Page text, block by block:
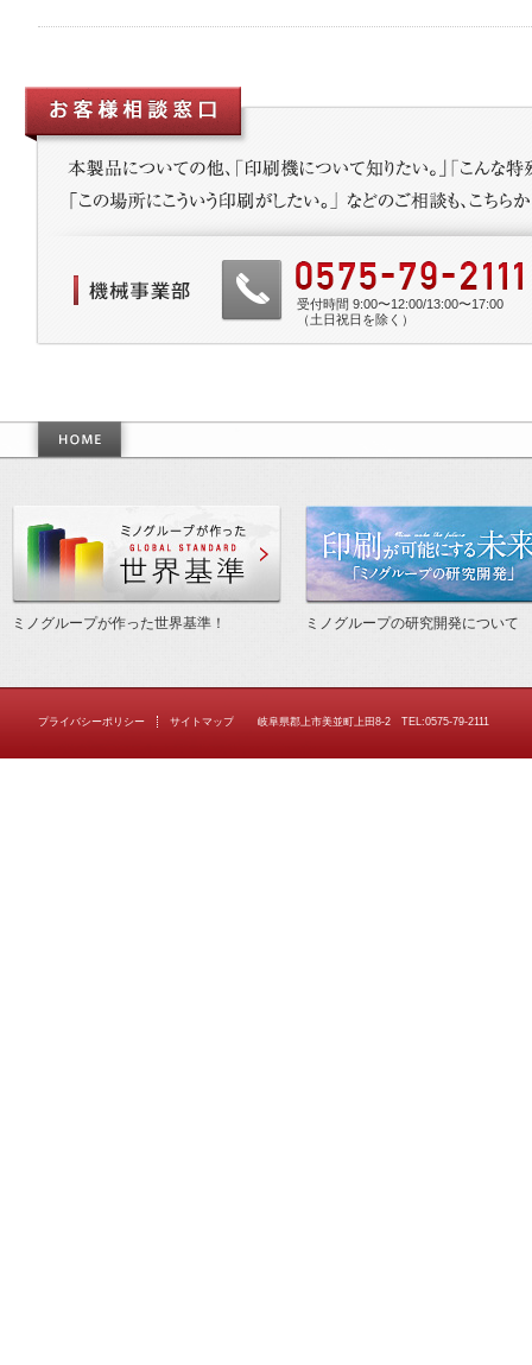
受付時間 9:00〜12:00/13:00〜17:00
（土日祝日を除く）
作った世界基準
ミノグループが作った世界基準！ ミノグループの研究開発について
プライバシーポリシー サイトマップ 岐阜県郡上市美並町上田8-2 TEL:0575-79-2111